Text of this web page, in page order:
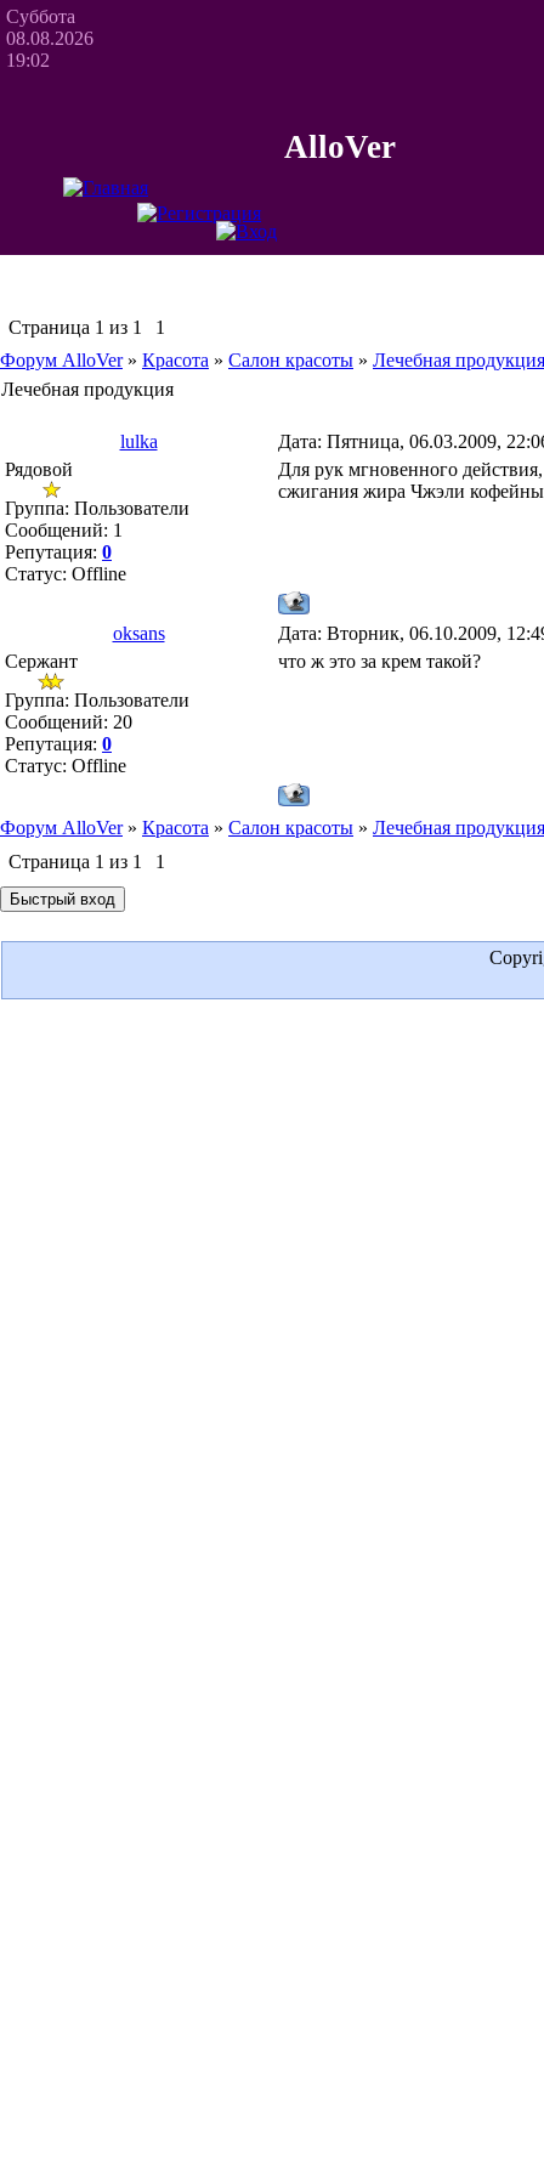
Суббота
08.08.2026
19:02
AlloVer
Страница 1 из 1
1
Форум AlloVer » Красота » Салон красоты » Лечебная продукция
Лечебная продукция
lulka
Дата: Пятница, 06.03.2009,
Рядовой
Группа: Пользователи
Сообщений: 1
Репутация: 0
Статус: Offline
Для рук мгновенного
сжигания жира Чжэли
oksans
Дата: Вторник, 06.10.2009,
Сержант
Группа: Пользователи
Сообщений: 20
Репутация: 0
Статус: Offline
что ж это за крем такой?
Форум AlloVer » Красота » Салон красоты » Лечебная продукция
Страница 1 из 1 1